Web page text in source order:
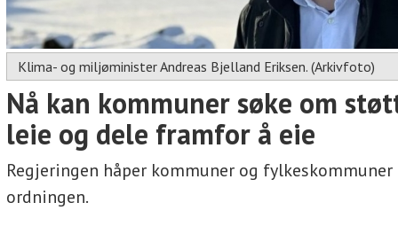
Klima- og miljøminister Andreas Bjelland Eriksen. (Arkivfoto)
Nå kan kommuner søke om
leie og dele framfor å eie
Regjeringen håper kommuner og
ordningen.